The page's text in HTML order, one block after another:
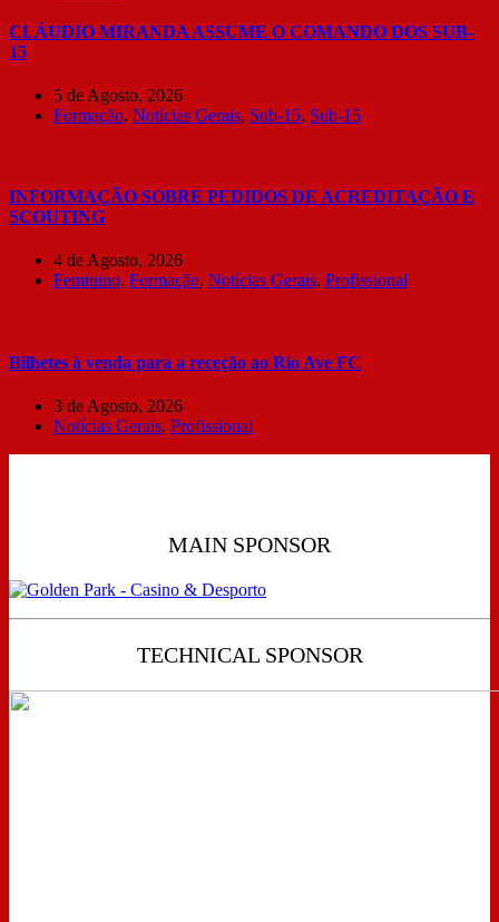
CLÁUDIO MIRANDA ASSUME O COMANDO DOS SUB-
15
5 de Agosto, 2026
Formação, Notícias Gerais, Sub-15, Sub-15
INFORMAÇÃO SOBRE PEDIDOS DE ACREDITAÇÃO E
SCOUTING
4 de Agosto, 2026
Feminino, Formação, Notícias Gerais, Profissional
Bilhetes à venda para a receção ao Rio Ave FC
3 de Agosto, 2026
Notícias Gerais, Profissional
MAIN SPONSOR
TECHNICAL SPONSOR